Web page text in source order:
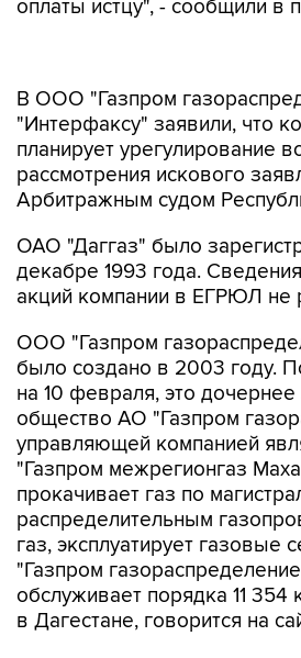
оплаты истцу", - сообщили в
планирует урегулирование
рассмотрения искового
Арбитражным судом
ОАО "Даггаз" было
акций компании в ЕГРЮЛ не
ООО "Газпром
на 10 февраля, это
общество АО "Газпром
управляющей компанией
"Газпром межрегионгаз
прокачивает газ по
распределительным
газ, эксплуатирует газовые
"Газпром
обслуживает порядка 11 354
в Дагестане, говорится на
ООО "Газпром